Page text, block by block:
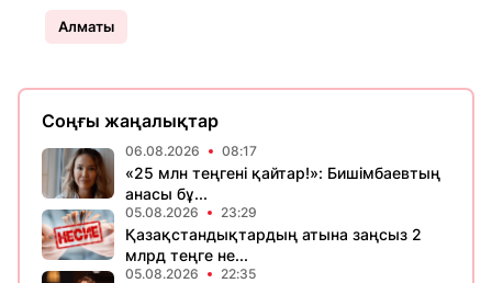
Алматы
Соңғы жаңалықтар
06.08.2026 08:17
«25 млн теңгені қайтар!»: Бишімбаевтың
анасы бұ...
05.08.2026 23:29
Қазақстандықтардың атына заңсыз 2
млрд теңге не...
05.08.2026 22:35